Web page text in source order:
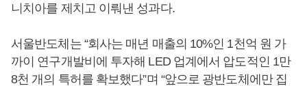
니치아를 제치고 이뤄낸 성과다.
서울반도체는 “회사는 매년 매출의 10%인 1천억 원 가
까이 연구개발비에 투자해 LED 업계에서 압도적인 1만
8천 개의 특허를 확보했다”며 “앞으로 광반도체에만 집